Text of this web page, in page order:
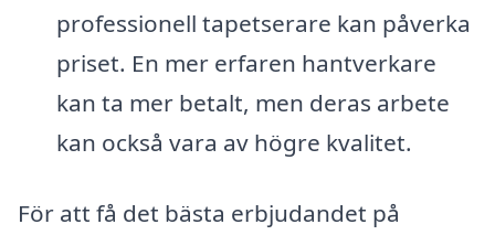
professionell tapetserare kan påverka
priset. En mer erfaren hantverkare
kan ta mer betalt, men deras arbete
kan också vara av högre kvalitet.
För att få det bästa erbjudandet på